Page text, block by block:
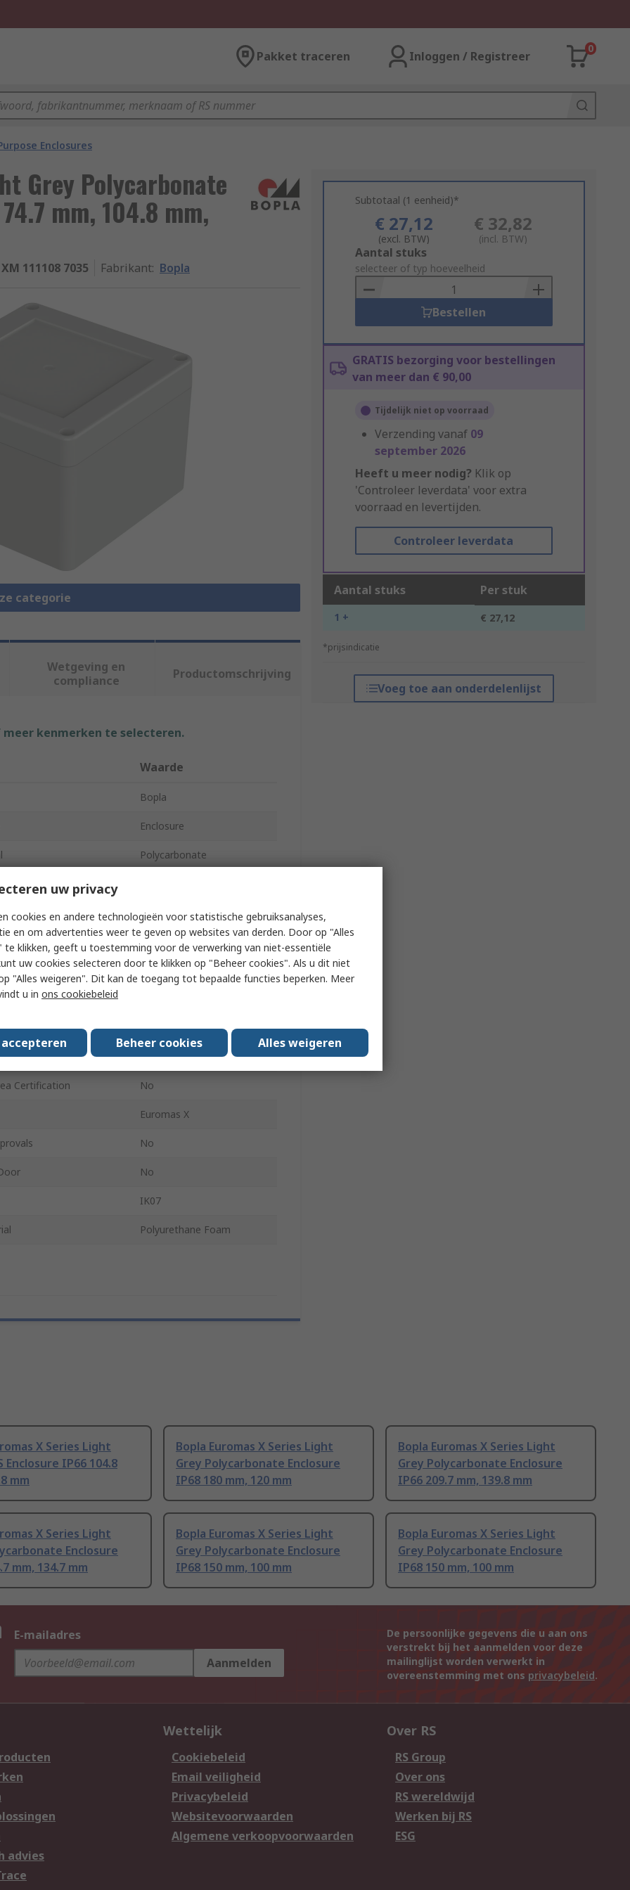
Pakket traceren Inloggen / Registreer
0
Enclosures
Grey Polycarbonate
mm, 104.8 mm,
111108 7035 Fabrikant: Bopla
categorie
Subtotaal (1 eenheid)*
€ 27,12
(excl. BTW)
€ 32,82
(incl. BTW)
Add
to
Basket
Aantal stuks
selecteer of typ hoeveelheid
Bestellen
GRATIS bezorging voor bestellingen
van meer dan € 90,00
Tijdelijk niet op voorraad
Verzending vanaf 09
september 2026
Heeft u meer nodig? Klik op
'Controleer leverdata' voor extra
voorraad en levertijden.
Controleer leverdata
Aantal stuks Per stuk
1 + € 27,12
*prijsindicatie
Voeg toe aan onderdelenlijst
Wetgeving en
compliance
Productomschrijving
kenmerken te selecteren.
Waarde
Bopla
Enclosure
Polycarbonate
104.8mm
104.8mm
IP68, IP66
Light Grey
No
Certification No
Euromas X
No
No
IK07
Polyurethane Foam
X Series Light
Enclosure IP66 104.8
mm
Bopla Euromas X Series Light
Grey Polycarbonate Enclosure
IP68 180 mm, 120 mm
Bopla Euromas X Series Light
Grey Polycarbonate Enclosure
IP66 209.7 mm, 139.8 mm
X Series Light
Enclosure
mm, 134.7 mm
Bopla Euromas X Series Light
Grey Polycarbonate Enclosure
IP68 150 mm, 100 mm
Bopla Euromas X Series Light
Grey Polycarbonate Enclosure
IP68 150 mm, 100 mm
E-mailadres
Aanmelden
De persoonlijke gegevens die u aan ons
verstrekt bij het aanmelden voor deze
mailinglijst worden verwerkt in
overeenstemming met ons privacybeleid.
advies
Wettelijk
Cookiebeleid
Email veiligheid
Privacybeleid
Websitevoorwaarden
Algemene verkoopvoorwaarden
Over RS
RS Group
Over ons
RS wereldwijd
Werken bij RS
ESG
uw privacy
cookies en andere technologieën voor statistische gebruiksanalyses,
en om advertenties weer te geven op websites van derden. Door op "Alles
te klikken, geeft u toestemming voor de verwerking van niet-essentiële
uw cookies selecteren door te klikken op "Beheer cookies". Als u dit niet
"Alles weigeren". Dit kan de toegang tot bepaalde functies beperken. Meer
u in ons cookiebeleid
Beheer cookies Alles weigeren